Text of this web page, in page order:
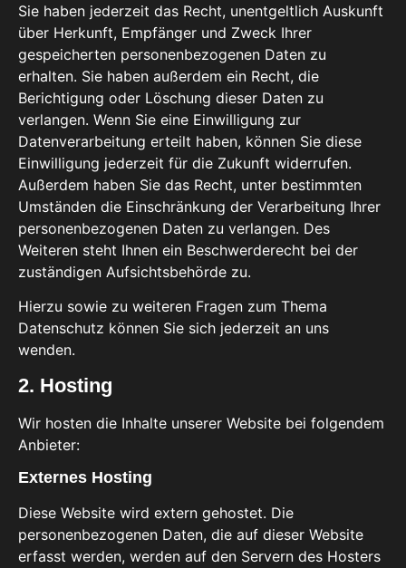
Sie haben jederzeit das Recht, unentgeltlich Auskunft
über Herkunft, Empfänger und Zweck Ihrer
gespeicherten personenbezogenen Daten zu
erhalten. Sie haben außerdem ein Recht, die
Berichtigung oder Löschung dieser Daten zu
verlangen. Wenn Sie eine Einwilligung zur
Datenverarbeitung erteilt haben, können Sie diese
Einwilligung jederzeit für die Zukunft widerrufen.
Außerdem haben Sie das Recht, unter bestimmten
Umständen die Einschränkung der Verarbeitung Ihrer
personenbezogenen Daten zu verlangen. Des
Weiteren steht Ihnen ein Beschwerderecht bei der
zuständigen Aufsichtsbehörde zu.
Hierzu sowie zu weiteren Fragen zum Thema
Datenschutz können Sie sich jederzeit an uns
wenden.
2. Hosting
Wir hosten die Inhalte unserer Website bei folgendem
Anbieter:
Externes Hosting
Diese Website wird extern gehostet. Die
personenbezogenen Daten, die auf dieser Website
erfasst werden, werden auf den Servern des Hosters